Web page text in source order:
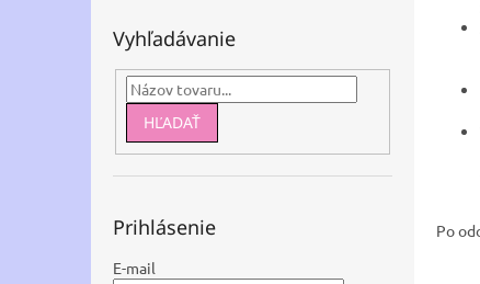
Vyhľadávanie
HĽADAŤ
Prihlásenie
E-mail
Po